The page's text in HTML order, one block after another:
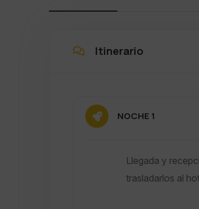
Itinerario
NOCHE 1
Llegada y
trasladarlos al